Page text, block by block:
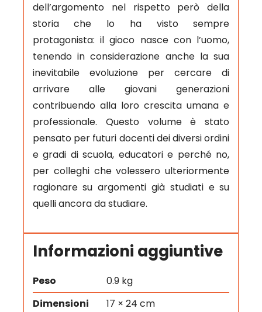
dell’argomento nel rispetto però della
storia che lo ha visto sempre
protagonista: il gioco nasce con l’uomo,
tenendo in considerazione anche la sua
inevitabile evoluzione per cercare di
arrivare alle giovani generazioni
contribuendo alla loro crescita umana e
professionale. Questo volume è stato
pensato per futuri docenti dei diversi ordini
e gradi di scuola, educatori e perché no,
per colleghi che volessero ulteriormente
ragionare su argomenti già studiati e su
quelli ancora da studiare.
Informazioni aggiuntive
Peso
0.9 kg
Dimensioni
17 × 24 cm